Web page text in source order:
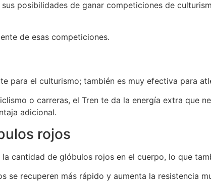
posibilidades de ganar competiciones de
de esas competiciones.
para el culturismo; también es muy efectiva para
o carreras, el Tren te da la energía extra que
adicional.
rojos
cantidad de glóbulos rojos en el cuerpo, lo que
se recuperen más rápido y aumenta la resistencia